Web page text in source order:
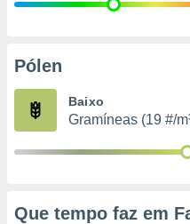
e
Pólen
Baixo
Gramíneas (19 #/
Que tempo faz em